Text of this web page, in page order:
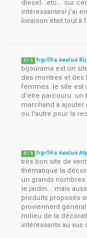
diesel...etc... sur
intéressantes! j'ai
livraison était tout à
5 / 5 frgr59 a évalué
bijourama est un
des montres et des
femmes. le site est
d'etre parcouru. un
marchand à ajouter
ou l'autre pour la
5 / 5 frgr59 a évalué
très bon site de
thématique la
un grands
le jardin... mais
produits proposés
proviennent
milieu de la
intéressants au vus